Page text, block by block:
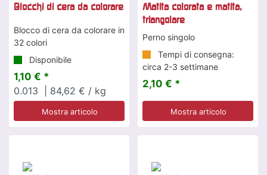
Blocchi di cera da colorare
Blocco di cera da colorare in
32 colori
Disponibile
1,10 € *
0.013
| 84,62 € / kg
Mostra articolo
Matita colorata e matita,
triangolare
Perno singolo
Tempi di consegna:
circa 2-3 settimane
2,10 € *
Mostra articolo